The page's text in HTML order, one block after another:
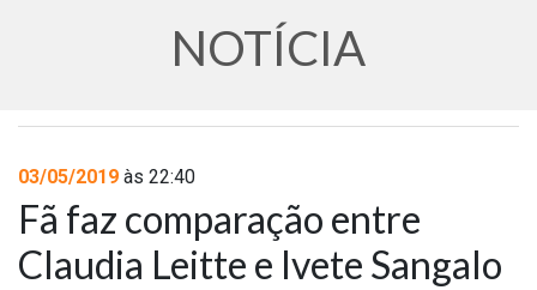
AGENDA
NOTÍCIAS
NOTÍCIA
03/05/2019 às 22:40
Fã faz comparação entre
Claudia Leitte e Ivete Sangalo